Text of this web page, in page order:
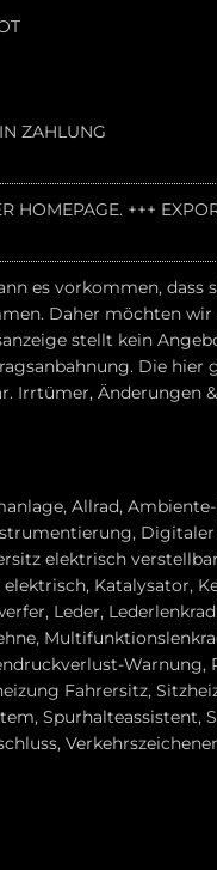
ZAHLUNG
HOMEPAGE. +++
es vorkommen, dass
Daher möchten wir
stellt kein
Die hier
Irrtümer, Änderungen
Allrad,
elektrisch
Katalysator,
Leder,
Warnung,
Fahrersitz,